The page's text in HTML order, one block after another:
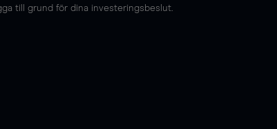
till grund för dina investeringsbeslut.